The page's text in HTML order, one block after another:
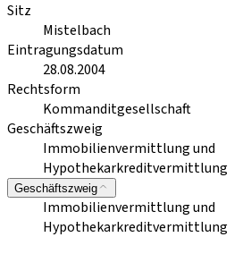
Sitz
Mistelbach
Eintragungsdatum
28.08.2004
Rechtsform
Kommanditgesellschaft
Geschäftszweig
Immobilienvermittlung und
Hypothekarkreditvermittlung
Geschäftszweig
Immobilienvermittlung und
Hypothekarkreditvermittlung